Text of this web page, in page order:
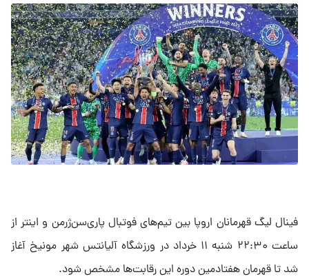
فینال لیگ قهرمانان اروپا بین تیم‌های فوتبال پاری‌سن‌ژرمن و اینتر از
ساعت ۲۲:۳۰ شنبه ۱۱ خرداد در ورزشگاه آلیانتس شهر مونیخ آغاز
شد تا قهرمان هفتادمین دوره این رقابت‌ها مشخص شود.